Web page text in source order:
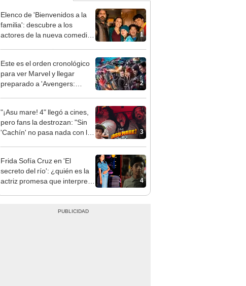
1
Elenco de 'Bienvenidos a la
familia': descubre a los
actores de la nueva comedia
2
Este es el orden cronológico
para ver Marvel y llegar
preparado a 'Avengers:
3
"¡Asu mare! 4" llegó a cines,
pero fans la destrozan: "Sin
'Cachín' no pasa nada con la
4
Frida Sofía Cruz en 'El
secreto del río': ¿quién es la
actriz promesa que interpreta